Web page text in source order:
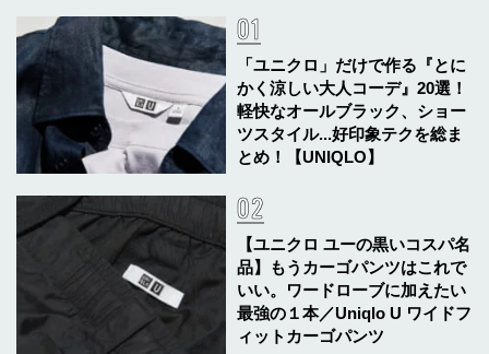
「ユニクロ」だけで作る『とに
かく涼しい大人コーデ』20選！
軽快なオールブラック、ショー
ツスタイル...好印象テクを総ま
とめ！【UNIQLO】
【ユニクロ ユーの黒いコスパ名
品】もうカーゴパンツはこれで
いい。ワードローブに加えたい
最強の１本／Uniqlo U ワイドフ
ィットカーゴパンツ